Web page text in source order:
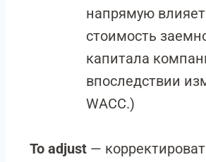
напрямую
стоимость
капитала
впоследствии
WACC.)
To adjust —